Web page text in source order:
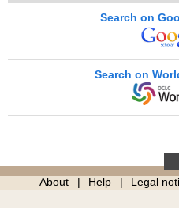
Search on
Search on
About Help Legal